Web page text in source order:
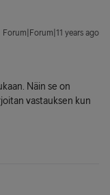
Forum|Forum|11 years ago
Näin se on
vastauksen kun